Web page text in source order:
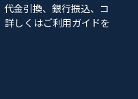
金引換、銀行振込、コ
詳しくはご利用ガイドを